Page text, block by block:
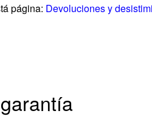
página: Devoluciones y